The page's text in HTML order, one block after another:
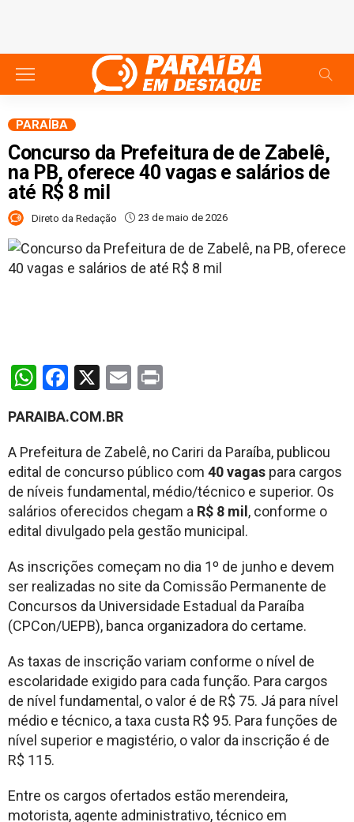
PARAÍBA
Concurso da Prefeitura de de Zabelê,
na PB, oferece 40 vagas e salários de
até R$ 8 mil
Direto da Redação 23 de maio de 2026
WhatsApp
Facebook
X Email
PARAIBA.COM.BR
A Prefeitura de Zabelê, no Cariri da Paraíba, publicou
edital de concurso público com 40 vagas para cargos
de níveis fundamental, médio/técnico e superior. Os
salários oferecidos chegam a R$ 8 mil, conforme o
edital divulgado pela gestão municipal.
As inscrições começam no dia 1º de junho e devem
ser realizadas no site da Comissão Permanente de
Concursos da Universidade Estadual da Paraíba
(CPCon/UEPB), banca organizadora do certame.
As taxas de inscrição variam conforme o nível de
escolaridade exigido para cada função. Para cargos
de nível fundamental, o valor é de R$ 75. Já para nível
médio e técnico, a taxa custa R$ 95. Para funções de
nível superior e magistério, o valor da inscrição é de
R$ 115.
Entre os cargos ofertados estão merendeira,
motorista, agente administrativo, técnico em